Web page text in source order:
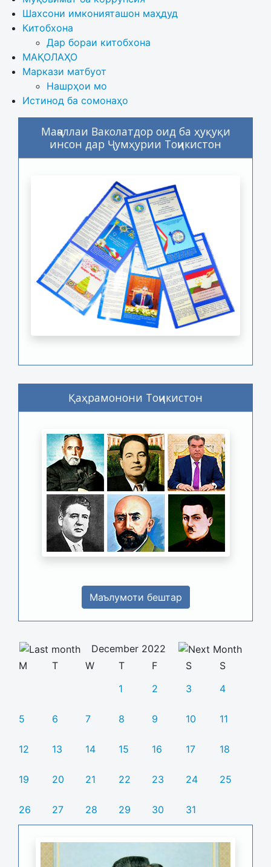
Шахсони имконияташон маҳдуд
Китобхона
Дар бораи китобхона
МАҚОЛАҲО
Маркази матбуот
Нашрҳои мо
Истинод ба сомонаҳо
Маҷаллаи Ваколатдор оид ба ҳуқуқи
инсон дар Ҷумҳурии Тоҷикистон
Қаҳрамонони Тоҷикистон
Маълумоти бештар
December 2022
M
T W T F S
S
1
2 3 4
5 6 7 8 9 10 11
12 13 14 15 16 17 18
19 20 21 22 23 24 25
26 27 28 29 30 31